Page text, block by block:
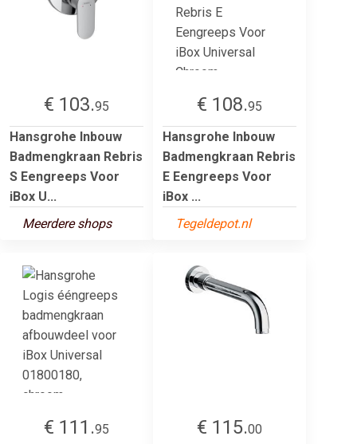
€ 103.95
Hansgrohe Inbouw
Badmengkraan Rebris
S Eengreeps Voor
iBox U...
Meerdere shops
€ 108.95
Hansgrohe Inbouw
Badmengkraan Rebris
E Eengreeps Voor
iBox ...
Tegeldepot.nl
€ 111.95
€ 115.00